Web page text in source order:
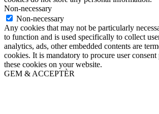
Non-necessary
Non-necessary
Any cookies that may not be particularly
to function and is used specifically to collect
analytics, ads, other embedded contents are
cookies. It is mandatory to procure user
these cookies on your website.
GEM & ACCEPTÈR